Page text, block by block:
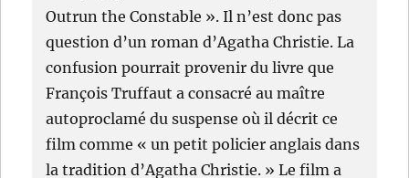
Outrun the Constable ». Il n’est donc pas
question d’un roman d’Agatha Christie. La
confusion pourrait provenir du livre que
François Truffaut a consacré au maître
autoproclamé du suspense où il décrit ce
film comme « un petit policier anglais dans
la tradition d’Agatha Christie. » Le film a